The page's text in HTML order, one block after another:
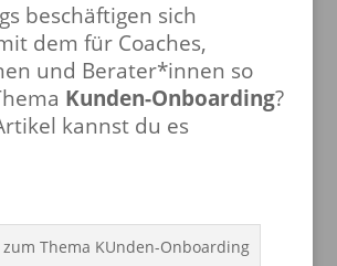
beschäftigen sich
dem für Coaches,
und Berater*innen so
Kunden-Onboarding?
kannst du es